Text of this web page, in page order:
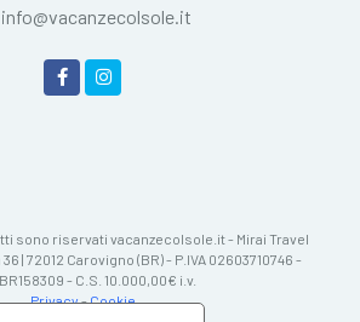
info@vacanzecolsole.it
sono riservati vacanzecolsole.it - Mirai Travel
| 72012 Carovigno (BR) - P.IVA 02603710746 -
- C.S. 10.000,00€ i.v.
Privacy-Cookie